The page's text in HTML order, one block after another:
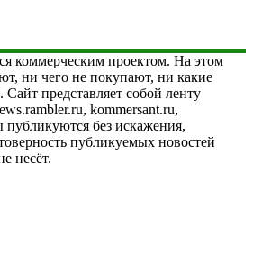
коммерческим проектом. На этом
ни чего не покупают, ни какие
представляет собой ленту
kommersant.ru,
без искажения,
публикуемых новостей
несёт.